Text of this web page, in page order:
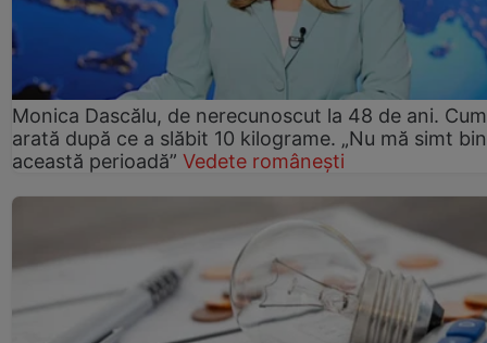
Monica Dascălu, de nerecunoscut la 48 de ani. Cum
arată după ce a slăbit 10 kilograme. „Nu mă simt
această perioadă” Vedete românești